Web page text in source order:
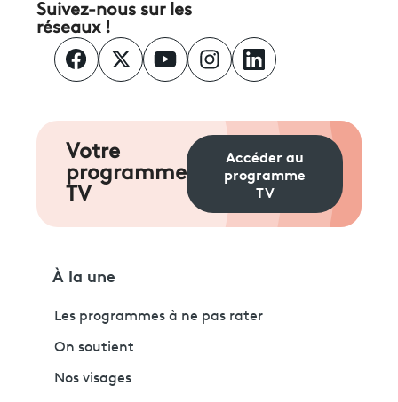
Suivez-nous sur les
réseaux !
Votre
programme
TV
Accéder au
programme
TV
À la une
Les programmes à ne pas rater
On soutient
Nos visages